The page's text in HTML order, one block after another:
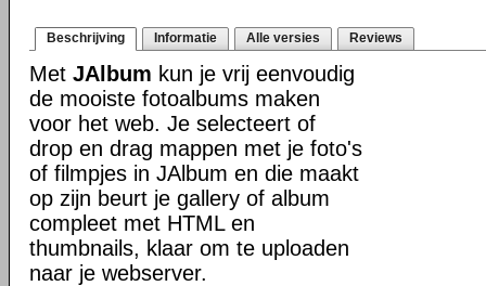
Beschrijving Informatie Alle versies Reviews
Met JAlbum kun je vrij eenvoudig
de mooiste fotoalbums maken
voor het web. Je selecteert of
drop en drag mappen met je foto's
of filmpjes in JAlbum en die maakt
op zijn beurt je gallery of album
compleet met HTML en
thumbnails, klaar om te uploaden
naar je webserver.